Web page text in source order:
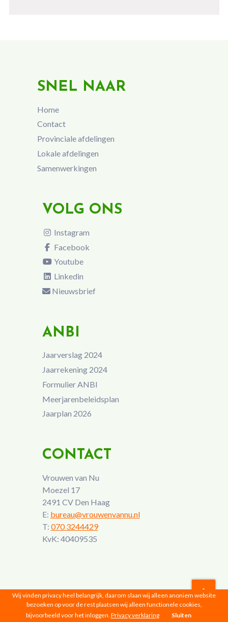
SNEL NAAR
Home
Contact
Provinciale afdelingen
Lokale afdelingen
Samenwerkingen
VOLG ONS
Instagram
Facebook
Youtube
Linkedin
Nieuwsbrief
ANBI
Jaarverslag 2024
Jaarrekening 2024
Formulier ANBI
Meerjarenbeleidsplan
Jaarplan 2026
CONTACT
Vrouwen van Nu
Moezel 17
2491 CV Den Haag
E: bureau@vrouwenvannu.nl
T: 070 3244429
KvK: 40409535
Vrouwen van Nu © 2026 |Privacyverklaring
Wij vinden privacy heel belangrijk, daarom slaan wij alleen anoniem website
bezoeken op voor de rest plaatsen wij alleen functionele cookies,
bijvoorbeeld voor het inloggen. Privacy verklaring Sluiten